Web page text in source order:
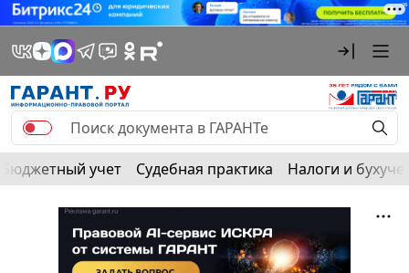
Бюджетный учет Судебная практика Налоги и